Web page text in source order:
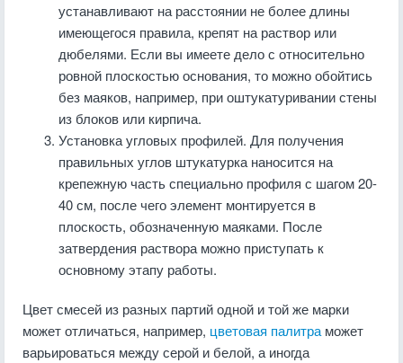
устанавливают на расстоянии не более длины
имеющегося правила, крепят на раствор или
дюбелями. Если вы имеете дело с относительно
ровной плоскостью основания, то можно обойтись
без маяков, например, при оштукатуривании стены
из блоков или кирпича.
Установка угловых профилей. Для получения
правильных углов штукатурка наносится на
крепежную часть специально профиля с шагом 20-
40 см, после чего элемент монтируется в
плоскость, обозначенную маяками. После
затвердения раствора можно приступать к
основному этапу работы.
Цвет смесей из разных партий одной и той же марки
может отличаться, например, цветовая палитра может
варьироваться между серой и белой, а иногда